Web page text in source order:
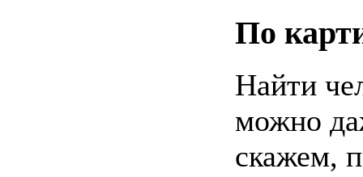
По
Найти
можно
скажем,